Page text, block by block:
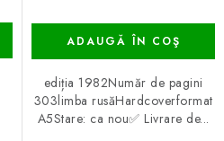
ADAUGĂ ÎN COŞ
ediția 1982Număr de pagini
303limba rusăHardcoverformat
A5Stare: ca nou✅ Livrare de...